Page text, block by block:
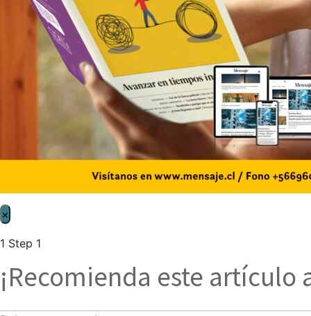
×
1 Step 1
¡Recomienda este artículo